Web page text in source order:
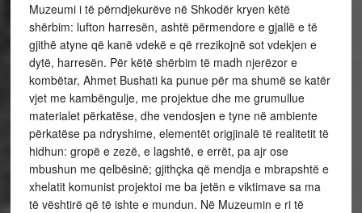
Muzeumi i të përndjekurëve në Shkodër kryen këtë
shërbim: lufton harresën, ashtë përmendore e gjallë e të
gjithë atyne që kanë vdekë e që rrezikojnë sot vdekjen e
dytë, harresën. Për këtë shërbim të madh njerëzor e
kombëtar, Ahmet Bushati ka punue për ma shumë se katër
vjet me kambëngulje, me projektue dhe me grumullue
materialet përkatëse, dhe vendosjen e tyne në ambiente
përkatëse pa ndryshime, elementët origjinalë të realitetit të
hidhun: gropë e zezë, e lagshtë, e errët, pa ajr ose
mbushun me qelbësinë; gjithçka që mendja e mbrapshtë e
xhelatit komunist projektoi me ba jetën e viktimave sa ma
të vështirë që të ishte e mundun. Në Muzeumin e ri të